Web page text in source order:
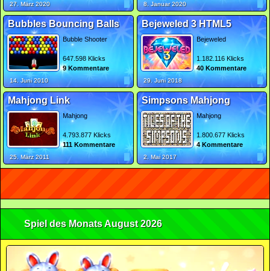
27. März 2020 8. Januar 2020
Bubbles Bouncing Balls
Bubble Shooter
647.598 Klicks
9 Kommentare
14. Juni 2010
Bejeweled 3 HTML5
Bejeweled
1.182.116 Klicks
40 Kommentare
29. Juni 2018
Mahjong Link
Mahjong
4.793.877 Klicks
111 Kommentare
25. März 2011
Simpsons Mahjong
Mahjong
1.800.677 Klicks
4 Kommentare
2. Mai 2017
Spiel des Monats August 2026